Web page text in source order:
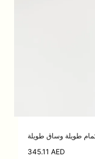
345.11 AED